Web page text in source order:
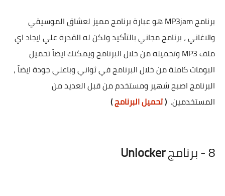
برنامج MP3jam هو عبارة برنامج مميز لعشاق الموسيقي
والاغاني ، برنامج مجاني بالتأكيد ولكن له القدرة علي ايجاد اي
ملف MP3 وتحميله من خلال البرنامج ويمكنك ايضاً تحميل
البومات كاملة من خلال البرنامج في ثواني وباعلي جودة ايضاً ،
البرنامج اصبح شهير ومستخدم من قبل العديد من
المستخدمين. (تحميل البرنامج)
8 - برنامج Unlocker